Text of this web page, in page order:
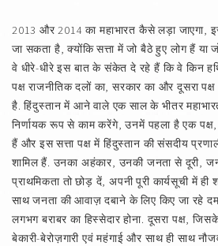
2013 और 2014 का महाभारत कैसे लड़ा जाएगा,
जा सकता है, क्योंकि सत्ता में जो बैठे हुए लोग हैं
वे धीरे-धीरे इस बात के संकेत दे रहे हैं कि वे किन
पक्ष राजनीतिक दलों का, सरकार का और दूसरा
है. हिंदुस्तान में आने वाले एक साल के भीतर
निर्णायक रूप से काम करेंगे, उनमें पहला है एक
हैं और इस सत्ता पक्ष में हिंदुस्तान की संसदीय
शामिल हैं. उनका अहंकार, उनकी जनता से दूरी,
प्राथमिकता तो छोड़ दें, अपनी पूरी कार्यसूची में
साथ जनता की आवाज़ दबाने के लिए किए जा रहे
लगभग बराबर का हिस्सेदार होना. दूसरा पक्ष,
बेकारी-बेरोज़गारी एवं महंगाई और साथ ही साथ